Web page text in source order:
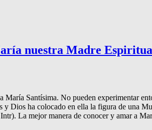
nuestra Madre
Santísima. No pueden experimentar
Dios ha colocado en ella la figura de una
La mejor manera de conocer y amar a